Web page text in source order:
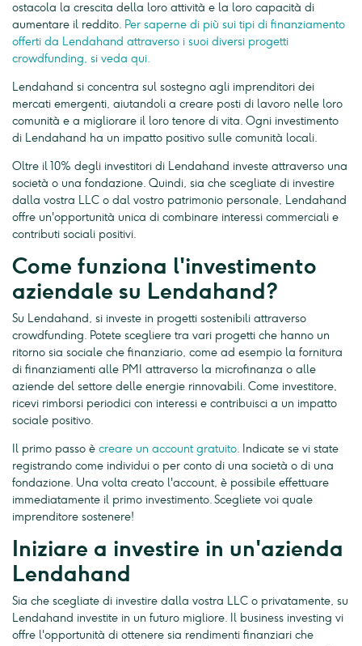
ostacola la crescita della loro attività e la loro capacità di
aumentare il reddito. Per saperne di più sui tipi di finanziamento
offerti da Lendahand attraverso i suoi diversi progetti
crowdfunding, si veda qui.
Lendahand si concentra sul sostegno agli imprenditori dei
mercati emergenti, aiutandoli a creare posti di lavoro nelle loro
comunità e a migliorare il loro tenore di vita. Ogni investimento
di Lendahand ha un impatto positivo sulle comunità locali.
Oltre il 10% degli investitori di Lendahand investe attraverso una
società o una fondazione. Quindi, sia che scegliate di investire
dalla vostra LLC o dal vostro patrimonio personale, Lendahand
offre un'opportunità unica di combinare interessi commerciali e
contributi sociali positivi.
Come funziona l'investimento
aziendale su Lendahand?
Su Lendahand, si investe in progetti sostenibili attraverso
crowdfunding. Potete scegliere tra vari progetti che hanno un
ritorno sia sociale che finanziario, come ad esempio la fornitura
di finanziamenti alle PMI attraverso la microfinanza o alle
aziende del settore delle energie rinnovabili. Come investitore,
ricevi rimborsi periodici con interessi e contribuisci a un impatto
sociale positivo.
Il primo passo è creare un account gratuito. Indicate se vi state
registrando come individui o per conto di una società o di una
fondazione. Una volta creato l'account, è possibile effettuare
immediatamente il primo investimento. Scegliete voi quale
imprenditore sostenere!
Iniziare a investire in un'azienda
Lendahand
Sia che scegliate di investire dalla vostra LLC o privatamente, su
Lendahand investite in un futuro migliore. Il business investing vi
offre l'opportunità di ottenere sia rendimenti finanziari che